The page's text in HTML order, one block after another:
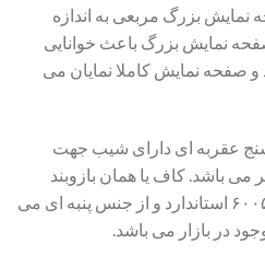
نمایش بزرگ مربعی به اندازه
این صفحه نمایش بزرگ باعث خوانایی
صفحه نمایش کاملا نمایان می
عقربه ای دارای شیب جهت
می باشد. کاف یا همان بازوبند
فشارسنج عقربه ای زنیت مد ۶۰۰۵ استاندارد و از جنس پنبه ای می
در بازار می باشد.